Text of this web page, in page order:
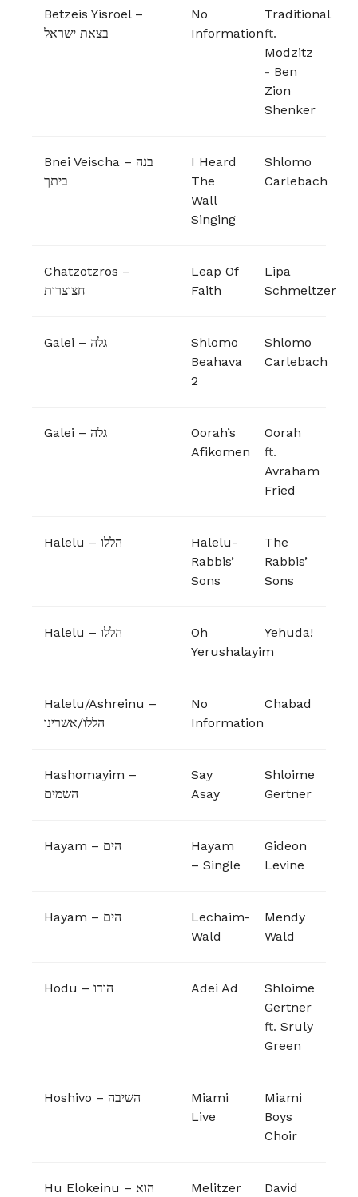
Betzeis Yisroel –
בצאת ישראל
No
Information
Traditional
ft.
Modzitz
- Ben
Zion
Shenker
Bnei Veischa – בנה
ביתך
I Heard
The
Wall
Singing
Shlomo
Carlebach
Chatzotzros –
חצוצרות
Leap Of
Faith
Lipa
Schmeltzer
Galei – גלה
Shlomo
Beahava
2
Shlomo
Carlebach
Galei – גלה
Oorah’s
Afikomen
Oorah
ft.
Avraham
Fried
Halelu – הללו
Halelu-
Rabbis’
Sons
The
Rabbis’
Sons
Halelu – הללו
Oh
Yerushalayim
Yehuda!
Halelu/Ashreinu –
הללו/אשרינו
No
Information
Chabad
Hashomayim –
השמים
Say
Asay
Shloime
Gertner
Hayam – הים
Hayam
– Single
Gideon
Levine
Hayam – הים
Lechaim-
Wald
Mendy
Wald
Hodu – הודו Adei Ad
Shloime
Gertner
ft. Sruly
Green
Hoshivo – השיבה
Miami
Live
Miami
Boys
Choir
Hu Elokeinu – הוא
Melitzer
David